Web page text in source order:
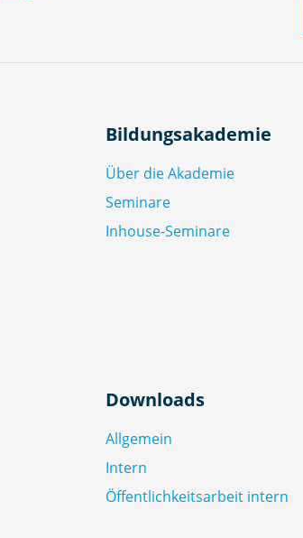
Bildungsakademie
Über die Akademie
Seminare
Inhouse-Seminare
Downloads
Allgemein
Intern
Öffentlichkeitsarbeit intern